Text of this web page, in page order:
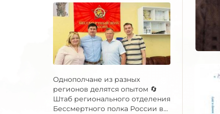
Однополчане из разных
регионов делятся опытом 🔄
Штаб регионального отделения
Бессмертного полка России в...